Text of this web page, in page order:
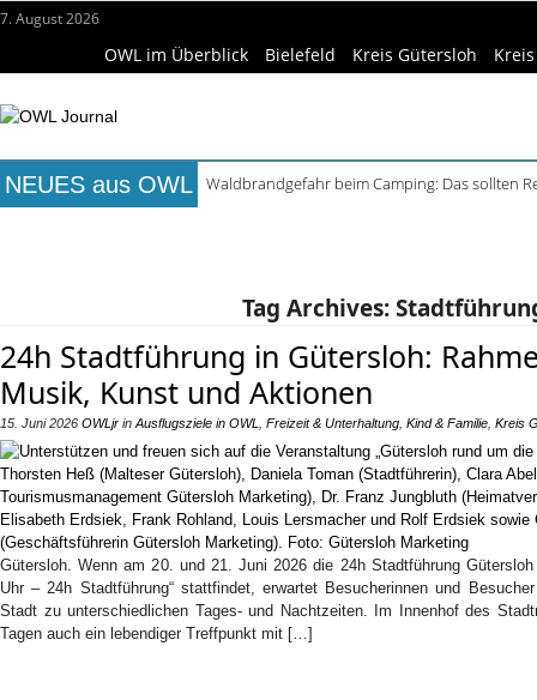
7. August 2026
OWL im Überblick Bielefeld Kreis Gütersloh
NEUES aus OWL
Waldbrandgefahr beim Camping: Das sollten
Tag Archives:
24h Stadtführung in Gütersloh:
Musik, Kunst und Aktionen
15. Juni 2026 OWLjr in Ausflugsziele in OWL Freizeit & Unterhaltung Kind & Familie Kreis
Gütersloh. Wenn am 20. und 21. Juni 2026 die 24h Stadtführung
Uhr – 24h Stadtführung“ stattfindet, erwartet Besucherinnen und
Stadt zu unterschiedlichen Tages- und Nachtzeiten. Im Innenhof des
Tagen auch ein lebendiger Treffpunkt mit […]